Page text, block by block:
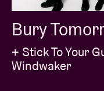
Bury
+ Stick To Your
Windwaker